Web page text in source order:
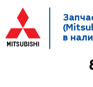
в